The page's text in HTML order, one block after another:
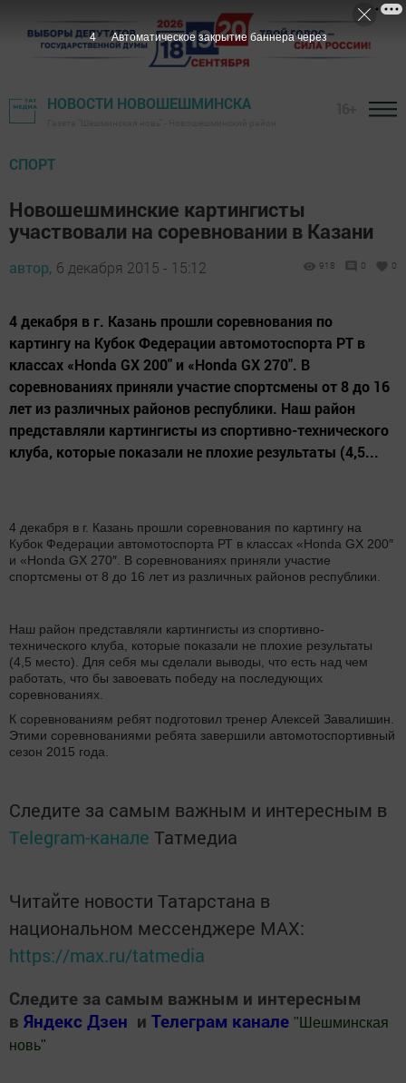
НОВОСТИ НОВОШЕШМИНСКА
СПОРТ
Новошешминские картингисты
участвовали на соревновании в Казани
автор, 6 декабря 2015 - 15:12 918 0 0
4 декабря в г. Казань прошли соревнования по
картингу на Кубок Федерации автомотоспорта РТ в
классах «Honda GX 200″ и «Honda GX 270″. В
соревнованиях приняли участие спортсмены от 8 до 16
лет из различных районов республики. Наш район
представляли картингисты из спортивно-технического
клуба, которые показали не плохие результаты (4,5...
4 декабря в г. Казань прошли соревнования по картингу на
Кубок Федерации автомотоспорта РТ в классах «Honda GX 200″
и «Honda GX 270″. В соревнованиях приняли участие
спортсмены от 8 до 16 лет из различных районов республики.
Наш район представляли картингисты из спортивно-
технического клуба, которые показали не плохие результаты
(4,5 место). Для себя мы сделали выводы, что есть над чем
работать, что бы завоевать победу на последующих
соревнованиях.
К соревнованиям ребят подготовил тренер Алексей Завалишин.
Этими соревнованиями ребята завершили автомотоспортивный
сезон 2015 года.
Следите за самым важным и интересным в
Telegram-канале Татмедиа
Читайте новости Татарстана в
национальном мессенджере MАХ:
https://max.ru/tatmedia
Следите за самым важным и интересным
в Яндекс Дзен и Телеграм канале " Шешминская
новь"
3 Автоматическое закрытие баннера через